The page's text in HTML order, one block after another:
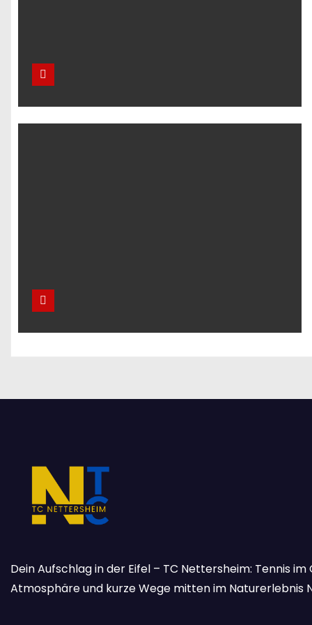
Dein Aufschlag in der Eifel – TC Nettersheim: Tennis
Atmosphäre und kurze Wege mitten im Naturerlebnis